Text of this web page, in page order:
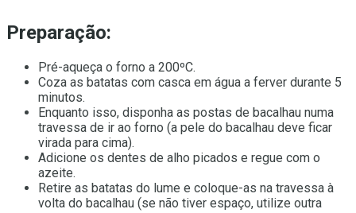
Preparação:
Pré-aqueça o forno a 200ºC.
Coza as batatas com casca em água a ferver durante 5
minutos.
Enquanto isso, disponha as postas de bacalhau numa
travessa de ir ao forno (a pele do bacalhau deve ficar
virada para cima).
Adicione os dentes de alho picados e regue com o
azeite.
Retire as batatas do lume e coloque-as na travessa à
volta do bacalhau (se não tiver espaço, utilize outra